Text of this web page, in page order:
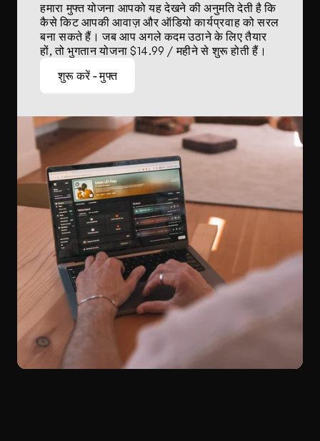
हमारा मुफ्त योजना आपको यह देखने की अनुमति देती है कि
कैसे किट आपकी आवाज़ और ऑडियो कार्यप्रवाह को सरल
बना सकते हैं। जब आप अगले कदम उठाने के लिए तैयार
हों, तो भुगतान योजना $14.99 / महीने से शुरू होती हैं।
शुरू करें - मुफ्त